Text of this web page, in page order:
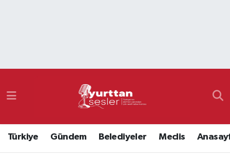
Türkiye Gündem Belediyeler Meclis
Namaz Vakitleri
Süper Lig Puan Durumu ve Fikstür